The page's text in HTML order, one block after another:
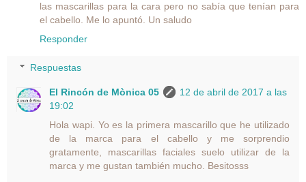
las mascarillas para la cara pero no sabía que tenían para
el cabello. Me lo apuntó. Un saludo
Responder
Respuestas
El Rincón de Mònica 05
12 de abril de 2017 a las
19:02
Hola wapi. Yo es la primera mascarillo que he utilizado
de la marca para el cabello y me sorprendio
gratamente, mascarillas faciales suelo utilizar de la
marca y me gustan también mucho. Besitosss